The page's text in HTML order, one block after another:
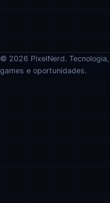
© 2026 PixelNerd.
games e oportunidades.